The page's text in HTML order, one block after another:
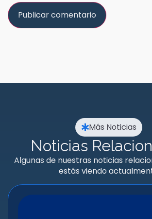
Más Noticias
Noticias
Algunas de nuestras noticias
estás viendo